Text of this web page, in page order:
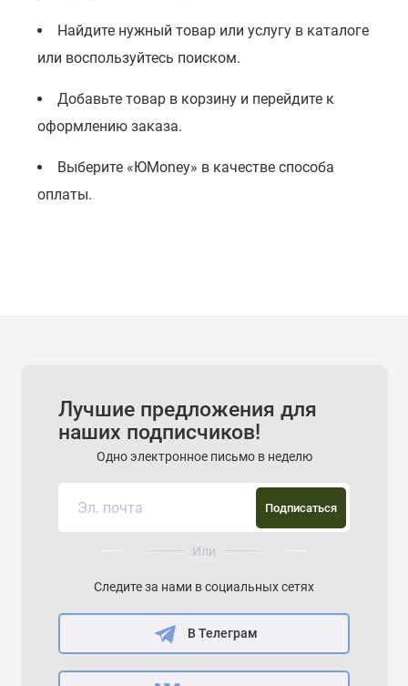
Найдите нужный товар или услугу в каталоге
или воспользуйтесь поиском.
Добавьте товар в корзину и перейдите к
оформлению заказа.
Выберите «ЮMoney» в качестве способа
оплаты.
Лучшие предложения для
наших подписчиков!
Одно электронное письмо в неделю
Подписаться
Или
Следите за нами в социальных сетях
В Телеграм